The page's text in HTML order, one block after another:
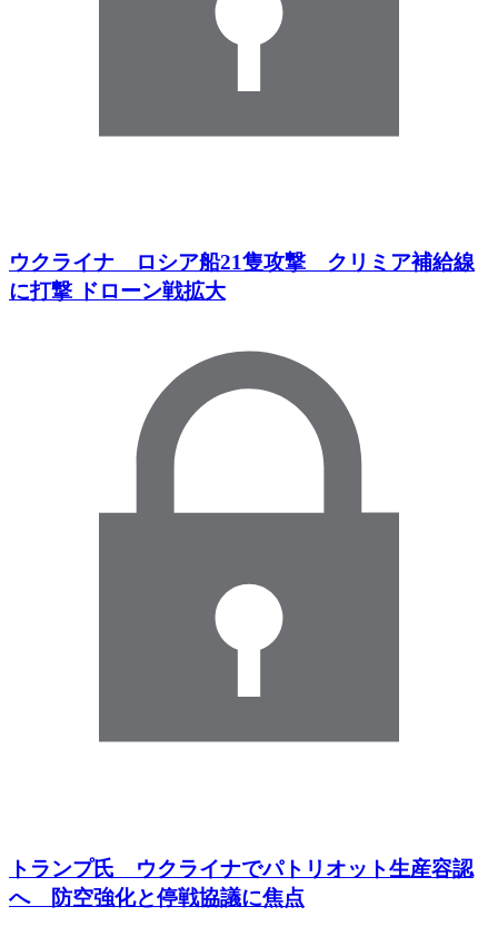
ウクライナ ロシア船21隻攻撃 クリミア補給線
に打撃 ドローン戦拡大
トランプ氏 ウクライナでパトリオット生産容認
へ 防空強化と停戦協議に焦点